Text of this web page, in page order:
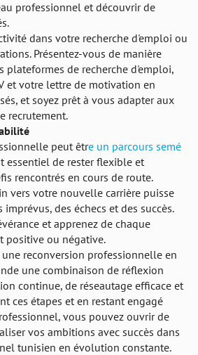
professionnel et découvrir de
dans votre recherche d'emploi ou
Présentez-vous de manière
plateformes de recherche d'emploi,
et votre lettre de motivation en
et soyez prêt à vous adapter aux
recrutement.
peut être un parcours semé
essentiel de rester flexible et
rencontrés en cours de route.
vers votre nouvelle carrière puisse
des échecs et des succès.
et apprenez de chaque
positive ou négative.
reconversion professionnelle en
une combinaison de réflexion
continue, de réseautage efficace et
ces étapes et en restant engagé
vous pouvez ouvrir de
vos ambitions avec succès dans
tunisien en évolution constante.